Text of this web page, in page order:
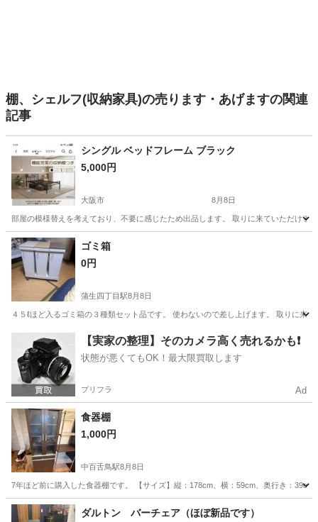
棚、シェルフ(収納家具)の売ります・あげますの関連
記事
シングル ベッドフレーム ブラック
5,000円
大阪市 8月8日
部屋の模様替えを考えており、不要に感じたため出品します。 取りに来ていただけ
大阪 大阪市 ベッド
ゴミ箱
0円
蒲生四丁目駅8月8日
４５ℓほど入るゴミ箱の３種類セット品です。 使わないので差し上げます。 取りに来
蒲生四丁目駅 家具 セット
【実家の整理】そのカメラ高く売れるかも❗️
状態が悪くてもOK！最大限買取します
プリフラ Ad
食器棚
1,000円
中百舌鳥駅8月8日
7年ほど前に購入した食器棚です。 【サイズ】縦：178cm、横：59cm、奥行き：
大阪 堺市 中百舌鳥駅 収納家具 食器棚
ダルトン バーチェア（ほぼ新品です）